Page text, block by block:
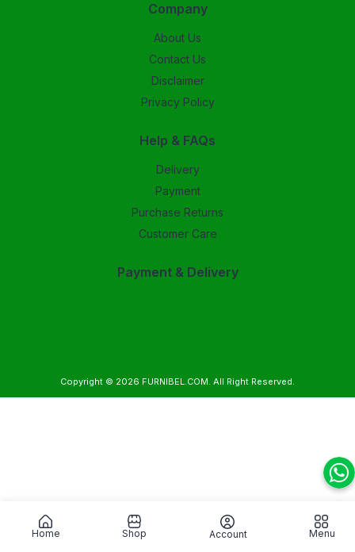
Company
About Us
Contact Us
Disclaimer
Privacy Policy
Help & FAQs
Delivery
Payment
Purchase Returns
Customer Care
Payment & Delivery
Copyright © 2026 FURNIBEL.COM. All Right Reserved.
Home Shop Account Menu